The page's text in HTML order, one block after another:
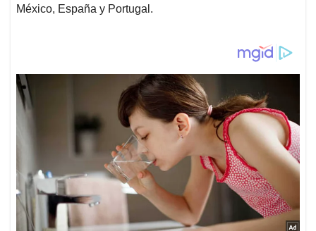
México, España y Portugal.